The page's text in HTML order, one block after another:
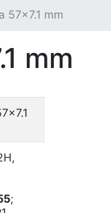
57x7.1 mm
mm
;